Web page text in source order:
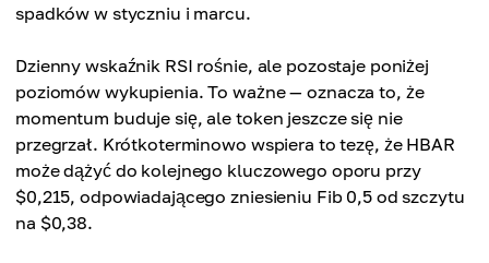
spadków w styczniu i marcu.
Dzienny wskaźnik RSI rośnie, ale pozostaje poniżej
poziomów wykupienia. To ważne — oznacza to, że
momentum buduje się, ale token jeszcze się nie
przegrzał. Krótkoterminowo wspiera to tezę, że HBAR
może dążyć do kolejnego kluczowego oporu przy
$0,215, odpowiadającego zniesieniu Fib 0,5 od szczytu
na $0,38.